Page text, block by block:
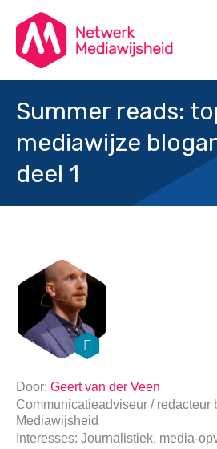
Summer reads:
mediawijze
deel 1
Door: Geert van der Veen
Communicatieadviseur / redacteur
Mediawijsheid
Interesses: Journalistiek, media-